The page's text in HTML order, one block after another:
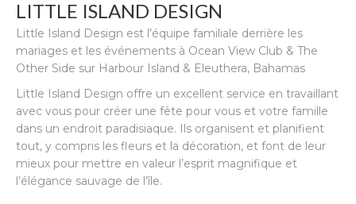
LITTLE ISLAND DESIGN
Little Island Design est l’équipe familiale derrière les
mariages et les événements à Ocean View Club & The
Other Side sur Harbour Island & Eleuthera, Bahamas
Little Island Design offre un excellent service en travaillant
avec vous pour créer une fête pour vous et votre famille
dans un endroit paradisiaque. Ils organisent et planifient
tout, y compris les fleurs et la décoration, et font de leur
mieux pour mettre en valeur l’esprit magnifique et
l’élégance sauvage de l’île.